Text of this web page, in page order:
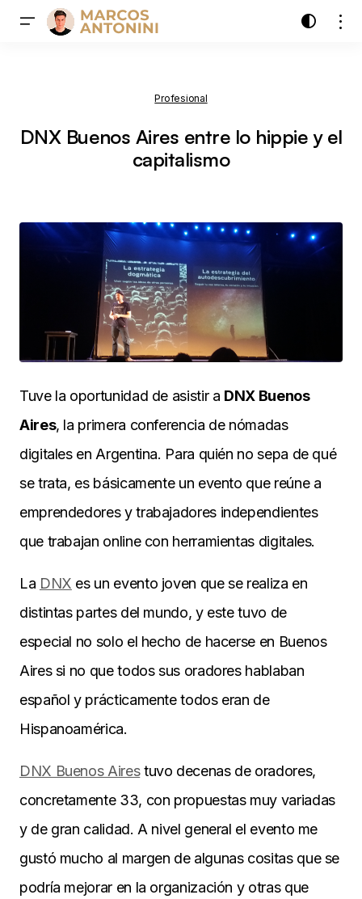
Profesional
DNX Buenos Aires entre lo hippie y el
capitalismo
Tuve la oportunidad de asistir a DNX Buenos
Aires, la primera conferencia de nómadas
digitales en Argentina. Para quién no sepa de qué
se trata, es básicamente un evento que reúne a
emprendedores y trabajadores independientes
que trabajan online con herramientas digitales.
La DNX es un evento joven que se realiza en
distintas partes del mundo, y este tuvo de
especial no solo el hecho de hacerse en Buenos
Aires si no que todos sus oradores hablaban
español y prácticamente todos eran de
Hispanoamérica.
DNX Buenos Airestuvo decenas de oradores,
concretamente 33, con propuestas muy variadas
y de gran calidad. A nivel general el evento me
gustó mucho al margen de algunas cositas que se
podría mejorar en la organización y otras que